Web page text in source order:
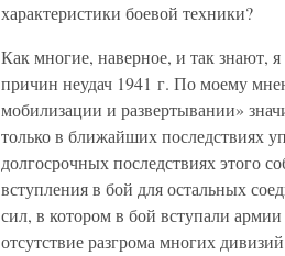
характеристики боевой техники?
Как многие, наверное, и так знают,
причин неудач 1941 г. По моему
мобилизации и развертывании»
только в ближайших последствиях
долгосрочных последствиях этого
вступления в бой для остальных
сил, в котором в бой вступали
отсутствие разгрома многих